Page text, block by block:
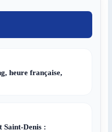
heure française,
Saint-Denis :